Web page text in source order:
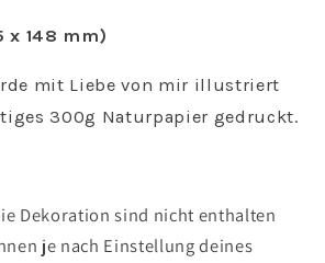
x 148 mm)
mit Liebe von mir illustriert
300g Naturpapier gedruckt.
Dekoration sind nicht enthalten
je nach Einstellung deines